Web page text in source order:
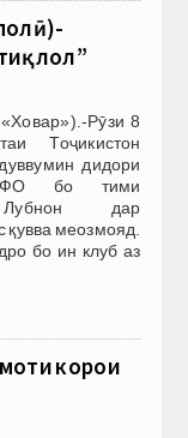
Рӯзи 8
Тоҷикистон
дидори
бо тими
Лубнон дар
меозмояд.
бо ин клуб аз
корҳои